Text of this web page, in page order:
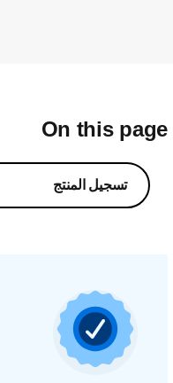
On this
تسجيل المنتج